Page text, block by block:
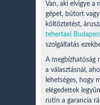
Van, aki elvigye a
gépet, bútort vagy
költöztetést,
tehertaxi
szolgáltatás
A megbízhatóság
a választásnál,
lehetséges, hogy
elégedettek
rutin a garancia